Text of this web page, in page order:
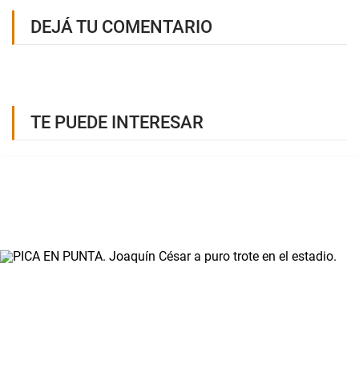
DEJÁ TU COMENTARIO
TE PUEDE INTERESAR